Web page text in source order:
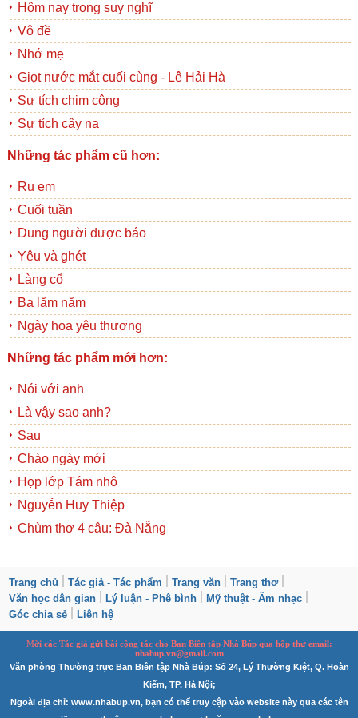
Hôm nay trong suy nghĩ
Vô đề
Nhớ mẹ
Giọt nước mắt cuối cùng - Lê Hải Hà
Sự tích chim công
Sự tích cây na
Những tác phẩm cũ hơn:
Ru em
Cuối tuần
Dung người được báo
Yêu và ghét
Làng cổ
Ba lăm năm
Ngày hoa yêu thương
Những tác phẩm mới hơn:
Nói với anh
Là vậy sao anh?
Sau
Chào ngày mới
Họp lớp Tám nhô
Nguyễn Huy Thiệp
Chùm thơ 4 câu: Đà Nẵng
Trang chủ Tác giả - Tác phẩm Trang văn
Trang thơ
Văn học dân gian
Lý luận - Phê bình
Mỹ thuật - Âm nhạc
Góc chia sẻ
Liên hệ
Mời các Tác giả gửi bài cộng táccho Ban Biên tập Nhà Búp qua hộp thư email:
nhabup.vn@gmail.com
Văn phòng Thường trực Ban Biên tập Nhà Búp: Số 24, Lý Thường Kiệt, Q. Hoàn
Kiếm, TP. Hà Nội;
Ngoài địa chỉ: www.nhabup.vn, bạn có thể truy cập vào website này qua các tên